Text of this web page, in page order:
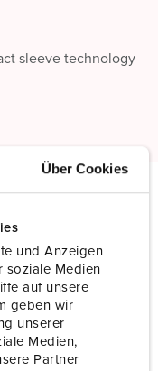
Über Cookies
und Anzeigen
soziale Medien
auf unsere
geben wir
unserer
Medien,
Partner
sleeve technology